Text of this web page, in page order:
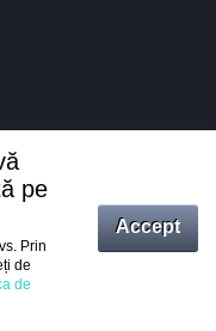
pe
Prin
de
de
Accept